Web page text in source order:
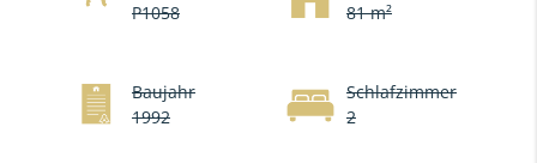
P1058
81 m²
Baujahr
1992
Schlafzimmer
2